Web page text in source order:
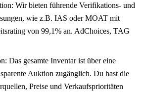
Wir bieten führende Verifikations- und
wie z.B. IAS oder MOAT mit
von 99,1% an. AdChoices, TAG
Das gesamte Inventar ist über eine
Auktion zugänglich. Du hast die
Preise und Verkaufsprioritäten